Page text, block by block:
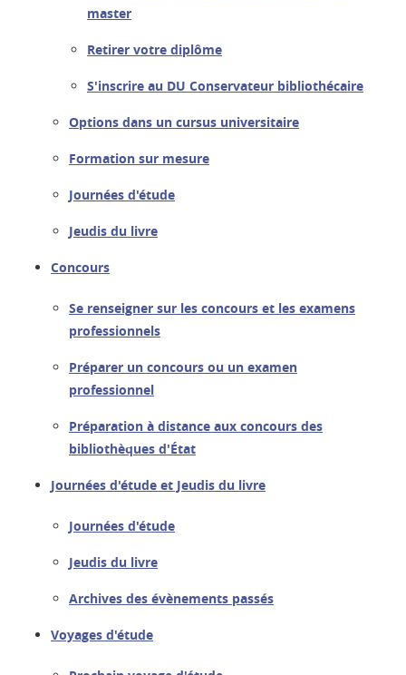
master
Retirer votre diplôme
S'inscrire au DU Conservateur bibliothécaire
Options dans un cursus universitaire
Formation sur mesure
Journées d'étude
Jeudis du livre
Concours
Se renseigner sur les concours et les examens
professionnels
Préparer un concours ou un examen
professionnel
Préparation à distance aux concours des
bibliothèques d'État
Journées d'étude et Jeudis du livre
Journées d'étude
Jeudis du livre
Archives des évènements passés
Voyages d'étude